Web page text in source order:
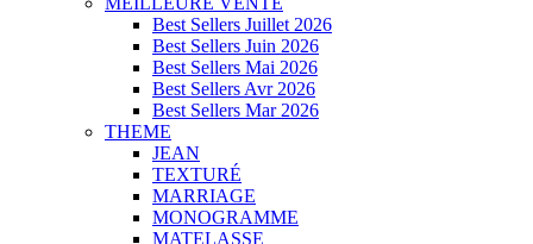
Best Sellers Juillet 2026
Best Sellers Juin 2026
Best Sellers Mai 2026
Best Sellers Avr 2026
Best Sellers Mar 2026
THEME
JEAN
TEXTURÉ
MARRIAGE
MONOGRAMME
MATELASSE